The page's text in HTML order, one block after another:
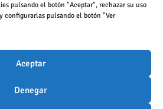
pulsando el botón "Aceptar", rechazar su uso
configurarlas pulsando el botón "Ver
Aceptar
Denegar
de privacidad
Política de cookies
Aviso legal